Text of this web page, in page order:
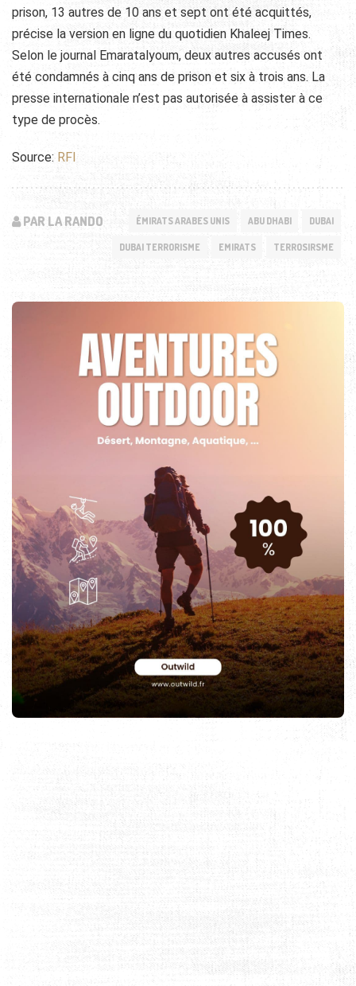
prison, 13 autres de 10 ans et sept ont été acquittés,
précise la version en ligne du quotidien Khaleej Times.
Selon le journal Emaratalyoum, deux autres accusés ont
été condamnés à cinq ans de prison et six à trois ans. La
presse internationale n’est pas autorisée à assister à ce
type de procès.
Source: RFI
PAR LA RANDO ÉMIRATS ARABES UNIS ABU DHABI DUBAI
DUBAI TERRORISME EMIRATS TERROSIRSME